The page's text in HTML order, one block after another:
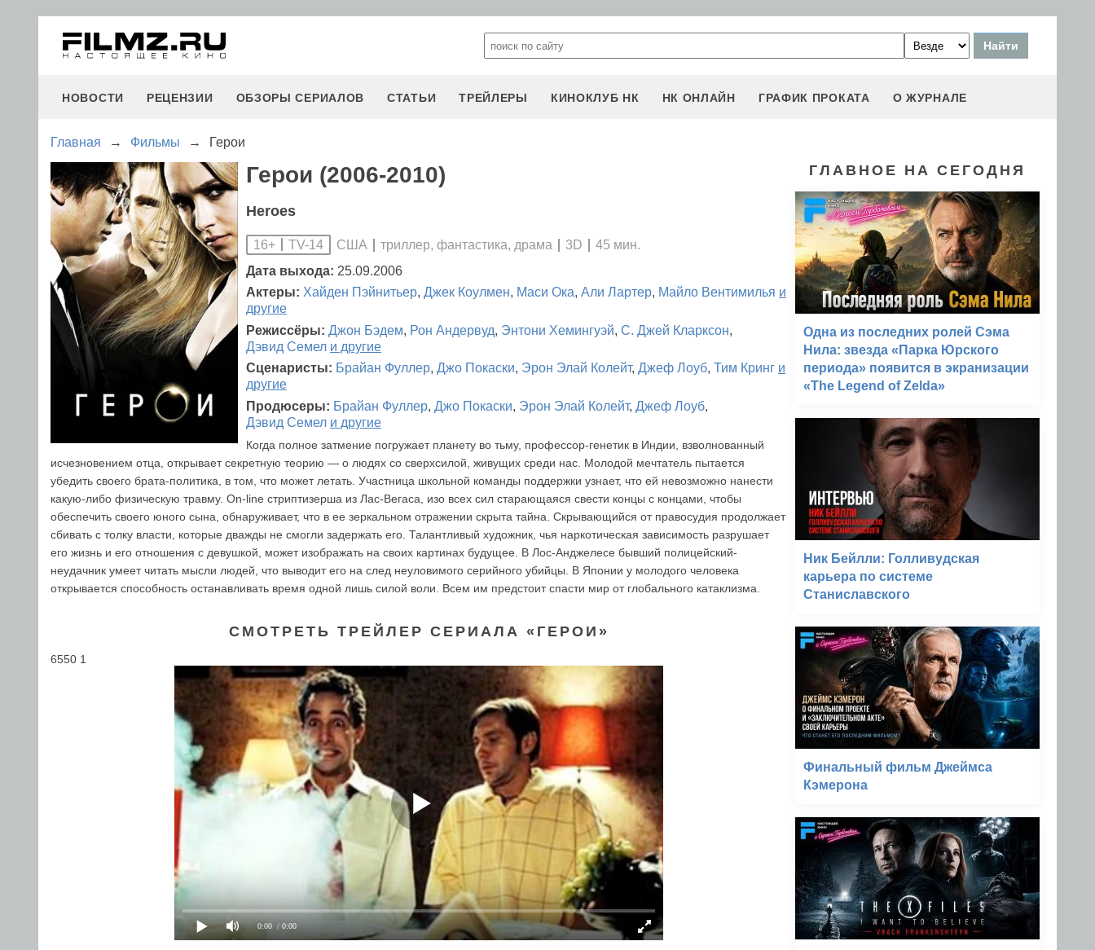
НОВОСТИ РЕЦЕНЗИИ ОБЗОРЫ СЕРИАЛОВ СТАТЬИ ТРЕЙЛЕРЫ КИНОКЛУБ НК НК ОНЛАЙН ГРАФИК ПРОКАТА О ЖУРНАЛЕ
Главная → Фильмы → Герои
Герои (2006-2010)
Heroes
16+ TV-14 США триллер, фантастика, драма 3D
45 мин.
Дата выхода: 25.09.2006
Актеры: Хайден Пэйнитьер, Джек Коулмен, Маси Ока, Али Лартер, Майло Вентимилья и
другие
Режиссёры: Джон Бэдем, Рон Андервуд, Энтони Хемингуэй, С. Джей Кларксон,
Дэвид Семел и другие
Сценаристы: Брайан Фуллер, Джо Покаски, Эрон Элай Колейт, Джеф Лоуб, Тим Кринг и
другие
Продюсеры: Брайан Фуллер, Джо Покаски, Эрон Элай Колейт, Джеф Лоуб,
Дэвид Семел и другие
Когда полное затмение погружает планету во тьму, профессор-генетик в Индии, взволнованный
исчезновением отца, открывает секретную теорию — о людях со сверхсилой, живущих среди нас. Молодой мечтатель пытается
убедить своего брата-политика, в том, что может летать. Участница школьной команды поддержки узнает, что ей невозможно нанести
какую-либо физическую травму. On-line cтриптизерша из Лас-Вегаса, изо всех сил старающаяся свести концы с концами, чтобы
обеспечить своего юного сына, обнаруживает, что в ее зеркальном отражении скрыта тайна. Скрывающийся от правосудия продолжает
сбивать с толку власти, которые дважды не смогли задержать его. Талантливый художник, чья наркотическая зависимость разрушает
его жизнь и его отношения с девушкой, может изображать на своих картинах будущее. В Лос-Анджелесе бывший полицейский-
неудачник умеет читать мысли людей, что выводит его на след неуловимого серийного убийцы. В Японии у молодого человека
открывается способность останавливать время одной лишь силой воли. Всем им предстоит спасти мир от глобального катаклизма.
СМОТРЕТЬ ТРЕЙЛЕР СЕРИАЛА «ГЕРОИ»
6550 1
0:00 / 0:00
ГЛАВНОЕ НА СЕГОДНЯ
Одна из последних ролей Сэма
Нила: звезда «Парка Юрского
периода» появится в экранизации
«The Legend of Zelda»
Ник Бейлли: Голливудская
карьера по системе
Станиславского
Финальный фильм Джеймса
Кэмерона